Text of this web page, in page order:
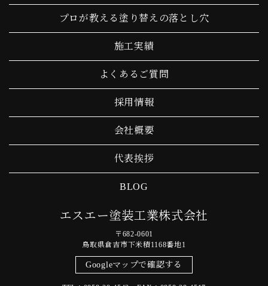
プロが教える塗り替えの落とし穴
施工実績
よくあるご質問
採用情報
会社概要
代表挨拶
BLOG
エスエー塗装工業株式会社
〒682-0601
鳥取県倉吉市下米積1168番地1
Googleマップで確認する